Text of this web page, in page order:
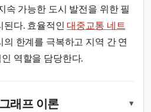
속 가능한 도시 발전을 위한 필
된다. 효율적인대중교통 네트
의 한계를 극복하고 지역 간 연
역할을 담당한다.
래프 이론 ▾